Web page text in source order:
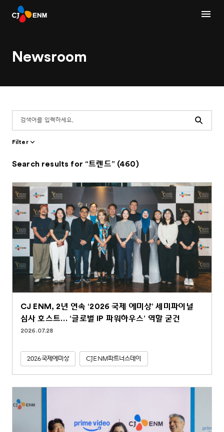
Newsroom
Search
Filter
Search results for “트렌드” (460)
CJ ENM, 2년 연속 ‘2026 국제 에미상’ 세미파이널
심사 호스트… ‘글로벌 IP 파워하우스’ 역할 굳건
2026.07.28
2026국제에미상 CJENM파트너스데이